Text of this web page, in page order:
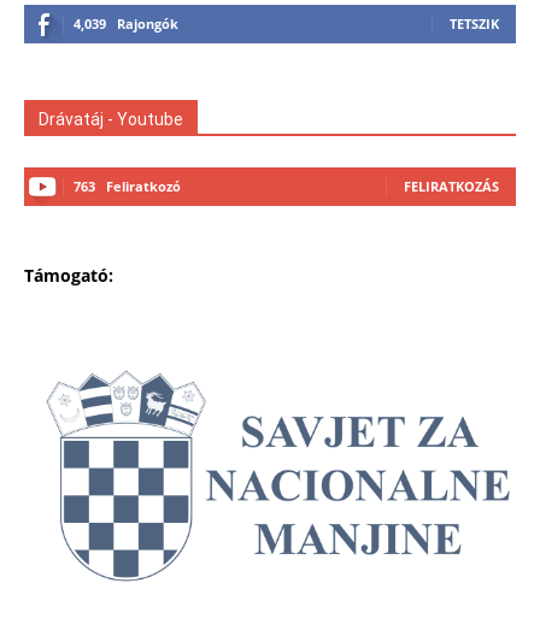
4,039 Rajongók TETSZIK
Drávatáj - Youtube
763 Feliratkozó FELIRATKOZÁS
Támogató: